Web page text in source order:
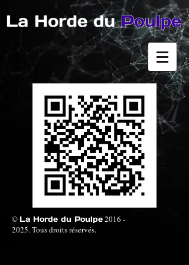
© La Horde du Poulpe2016 -
2025. Tous droits réservés.